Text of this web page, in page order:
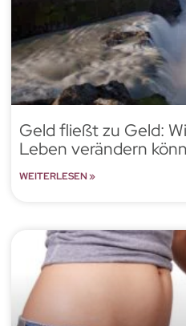
Geld fließt zu Geld:
Leben verändern
WEITERLESEN »